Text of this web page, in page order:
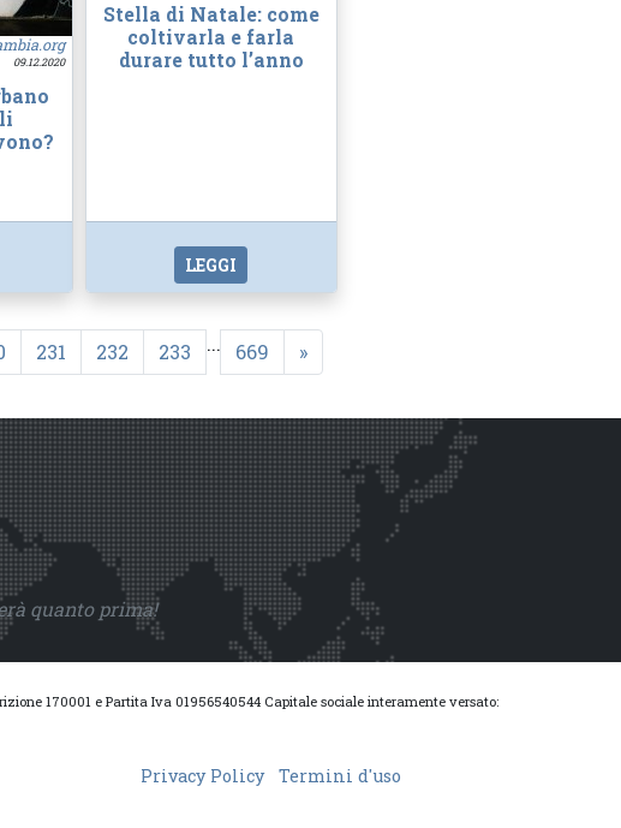
09.12.2020
Stella di Natale: come
coltivarla e farla
durare tutto l’anno
LEGGI
231 232 233 ... 669 »
quanto prima!
170001 e Partita Iva 01956540544 Capitale sociale interamente versato:
Privacy Policy Termini d'uso